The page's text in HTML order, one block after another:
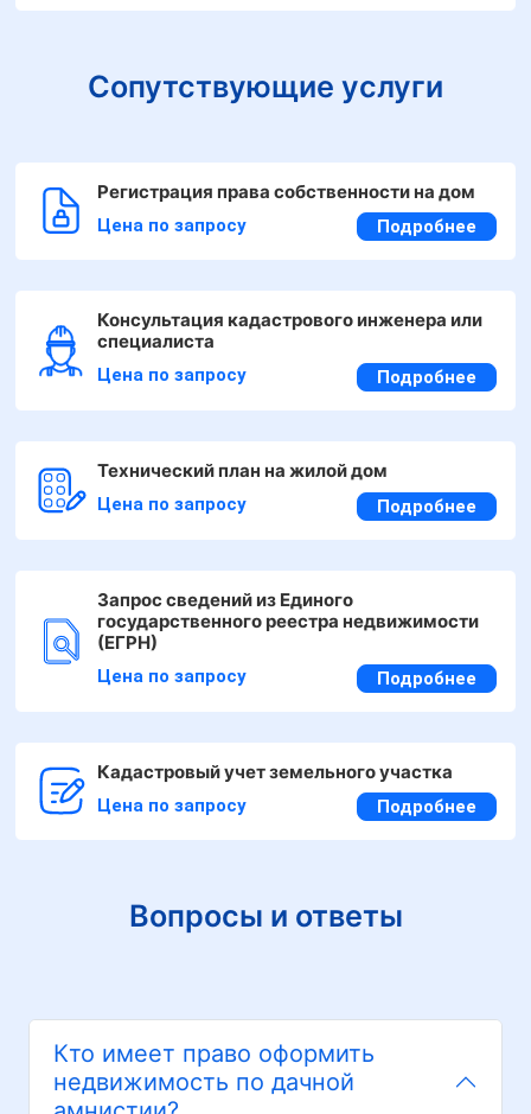
Сопутствующие услуги
Регистрация права собственности на дом
Цена по запросу Подробнее
Консультация кадастрового инженера или
специалиста
Цена по запросу Подробнее
Технический план на жилой дом
Цена по запросу Подробнее
Запрос сведений из Единого
государственного реестра недвижимости
(ЕГРН)
Цена по запросу Подробнее
Кадастровый учет земельного участка
Цена по запросу Подробнее
Вопросы и ответы
Кто имеет право оформить
недвижимость по дачной